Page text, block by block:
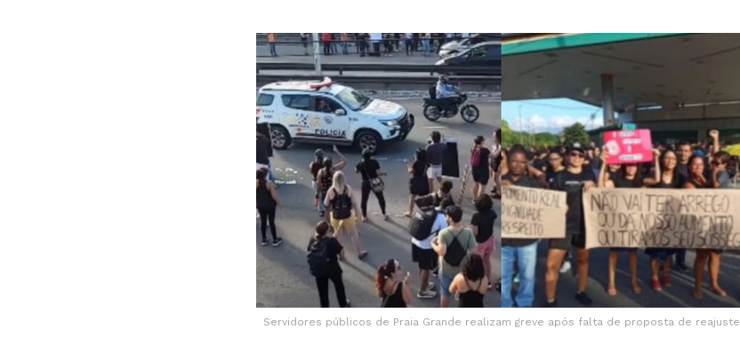
Servidores públicos de Praia Grande realizam greve após falta de proposta de reajuste